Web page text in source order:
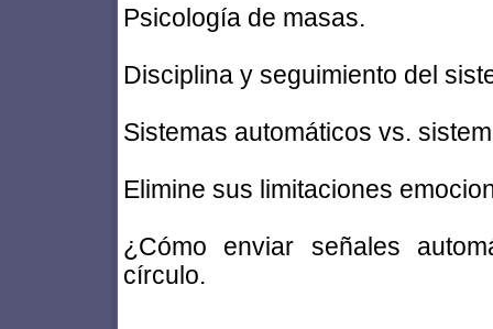
Psicología de masas.
Disciplina y seguimiento del
Sistemas automáticos vs.
Elimine sus limitaciones
¿Cómo enviar señales
círculo.